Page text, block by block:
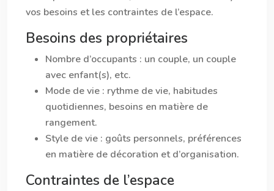
vos besoins et les contraintes de l’espace.
Besoins des propriétaires
Nombre d’occupants : un couple, un couple
avec enfant(s), etc.
Mode de vie : rythme de vie, habitudes
quotidiennes, besoins en matière de
rangement.
Style de vie : goûts personnels, préférences
en matière de décoration et d’organisation.
Contraintes de l’espace